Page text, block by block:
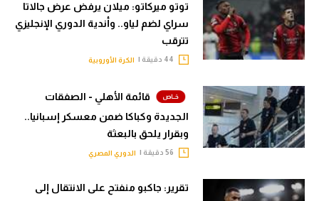
توتو ميركاتو: ميلان يرفض عرض جالاتا
سراي لضم لياو.. وأندية الدوري الإنجليزي
تترقب
الكرة الأوروبية
قائمة الأهلي - الصفقات
الجديدة وكباكا ضمن معسكر إسبانيا..
وبقرار يلحق بالبعثة
الدوري المصري
تقرير: جاكبو منفتح على الانتقال إلى